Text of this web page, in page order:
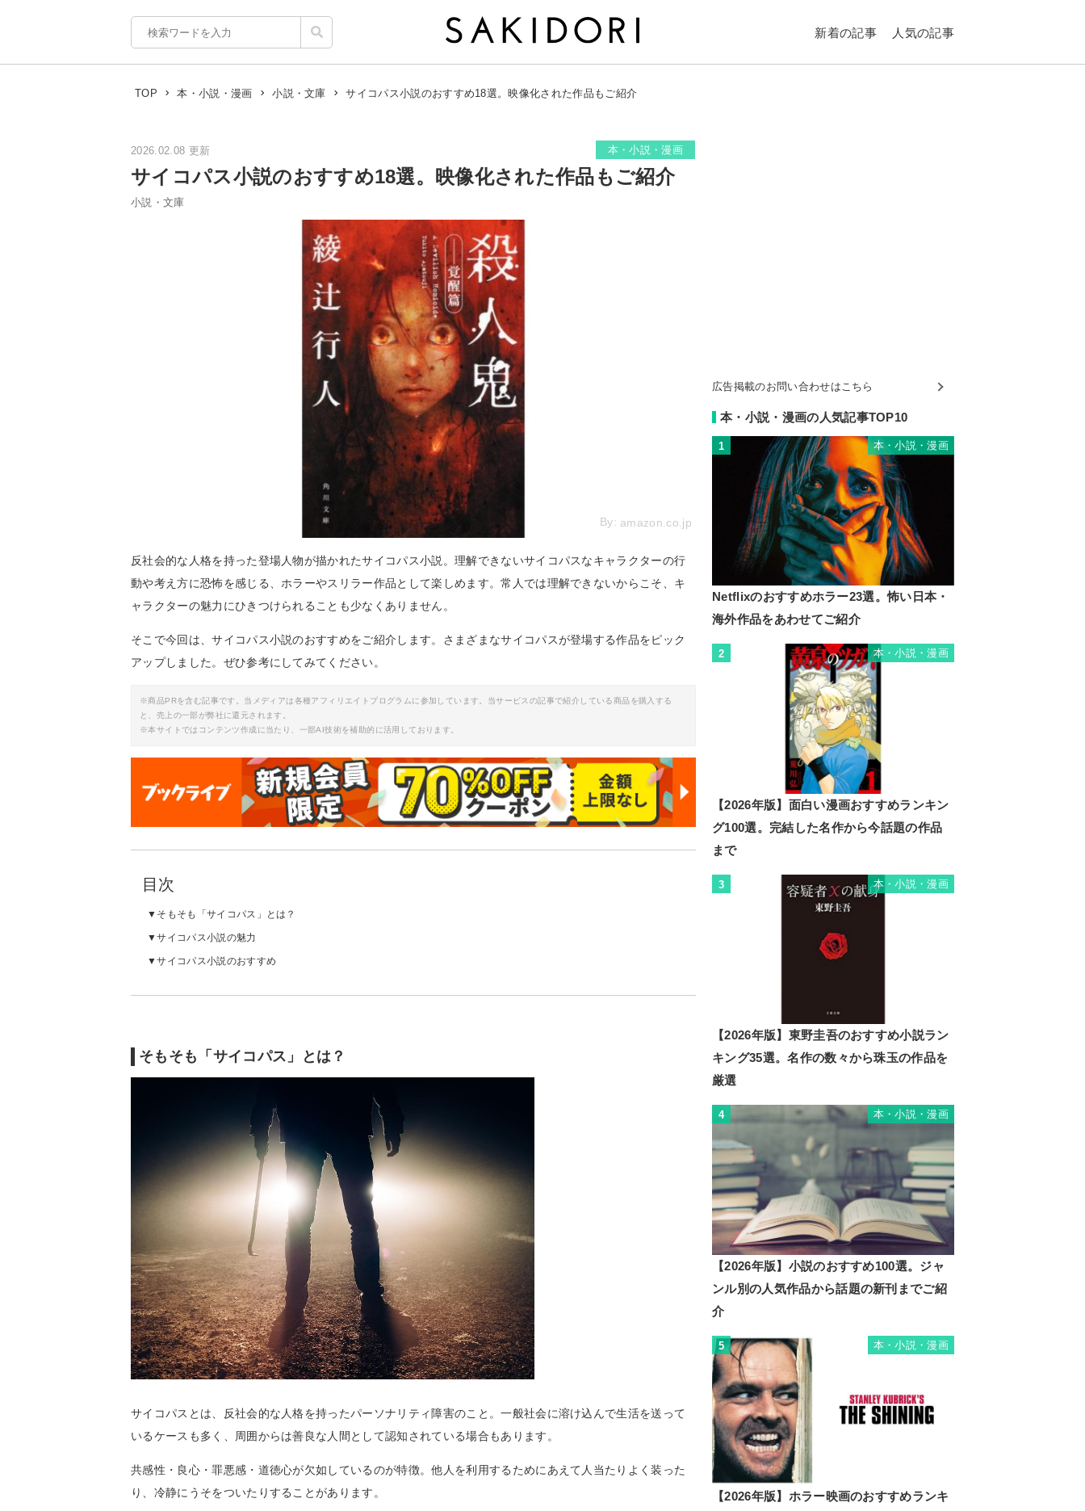
新着の記事 人気の記事
TOP 本・小説・漫画 小説・文庫 サイコパス小説のおすすめ18選。映像化された作品もご紹介
2026.02.08 更新 本・小説・漫画
サイコパス小説のおすすめ18選。映像化された作品もご紹介
小説・文庫
By: amazon.co.jp
反社会的な人格を持った登場人物が描かれたサイコパス小説。理解できないサイコパスなキャラクターの行
動や考え方に恐怖を感じる、ホラーやスリラー作品として楽しめます。常人では理解できないからこそ、キ
ャラクターの魅力にひきつけられることも少なくありません。
そこで今回は、サイコパス小説のおすすめをご紹介します。さまざまなサイコパスが登場する作品をピック
アップしました。ぜひ参考にしてみてください。
※商品PRを含む記事です。当メディアは各種アフィリエイトプログラムに参加しています。当サービスの記事で紹介している商品を購入する
と、売上の一部が弊社に還元されます。
※本サイトではコンテンツ作成に当たり、一部AI技術を補助的に活用しております。
目次
そもそも「サイコパス」とは？
サイコパス小説の魅力
サイコパス小説のおすすめ
そもそも「サイコパス」とは？
サイコパスとは、反社会的な人格を持ったパーソナリティ障害のこと。一般社会に溶け込んで生活を送って
いるケースも多く、周囲からは善良な人間として認知されている場合もあります。
共感性・良心・罪悪感・道徳心が欠如しているのが特徴。他人を利用するためにあえて人当たりよく装った
り、冷静にうそをついたりすることがあります。
広告掲載のお問い合わせはこちら
本・小説・漫画の人気記事TOP10
1 本・小説・漫画
Netflixのおすすめホラー23選。怖い日本・
海外作品をあわせてご紹介
2 本・小説・漫画
【2026年版】面白い漫画おすすめランキン
グ100選。完結した名作から今話題の作品
まで
3 本・小説・漫画
【2026年版】東野圭吾のおすすめ小説ラン
キング35選。名作の数々から珠玉の作品を
厳選
4 本・小説・漫画
【2026年版】小説のおすすめ100選。ジャ
ンル別の人気作品から話題の新刊までご紹
介
5 本・小説・漫画
【2026年版】ホラー映画のおすすめランキ